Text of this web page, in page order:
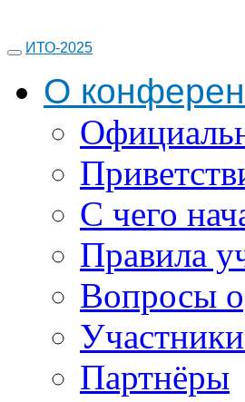
ИТО-2025
О
С чего
Правила
Вопросы
Партнёры